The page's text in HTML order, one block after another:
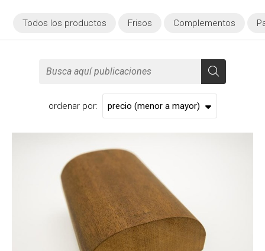
Todos los productos Frisos Complementos
ordenar por: